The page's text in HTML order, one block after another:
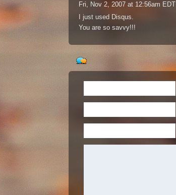
Fri, Nov 2, 2007 at 12:56am EDT
I just used Disqus.
You are so savvy!!!